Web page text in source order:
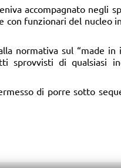
accompagnato negli
con funzionari del nucleo
normativa sul “made in
sprovvisti di qualsiasi
di porre sotto